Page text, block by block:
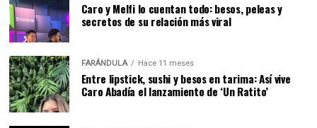
Caro y Melfi lo cuentan todo: besos, peleas y
secretos de su relación más viral
FARÁNDULA Hace 11 meses
Entre lipstick, sushi y besos en tarima: Así vive
Caro Abadía el lanzamiento de ‘Un Ratito’